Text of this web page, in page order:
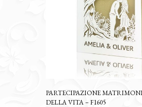
PARTECIPAZIONE
DELLA VITA – F1605